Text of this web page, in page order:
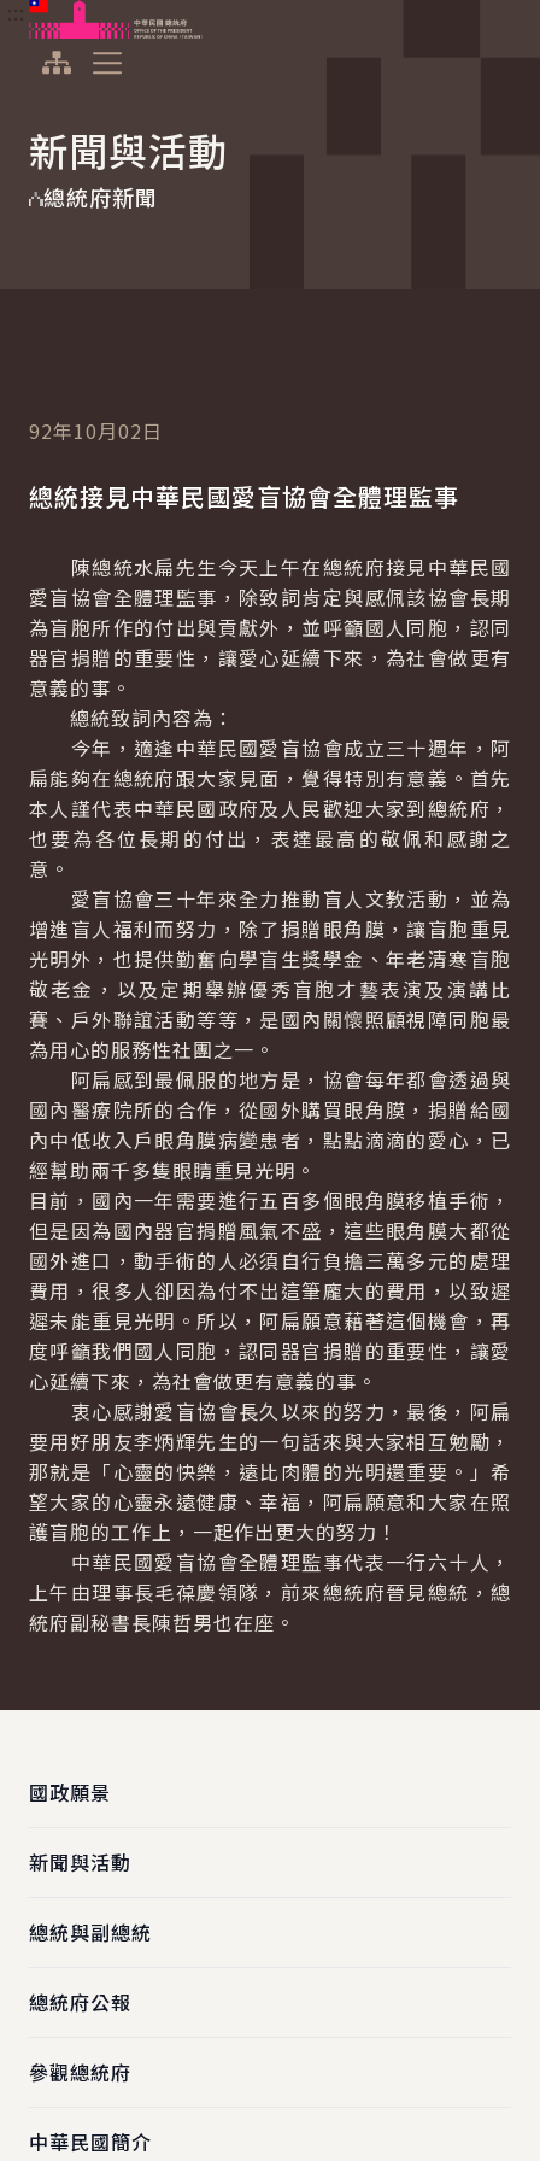
跳到主要內容
中華民國總統府
新聞與活動
總統府新聞
92年10月02日
總統接見中華民國愛盲協會全體理監事
陳總統水扁先生今天上午在總統府接見中華民國
愛盲協會全體理監事，除致詞肯定與感佩該協會長期
為盲胞所作的付出與貢獻外，並呼籲國人同胞，認同
器官捐贈的重要性，讓愛心延續下來，為社會做更有
意義的事。
總統致詞內容為：
今年，適逢中華民國愛盲協會成立三十週年，阿
扁能夠在總統府跟大家見面，覺得特別有意義。首先
本人謹代表中華民國政府及人民歡迎大家到總統府，
也要為各位長期的付出，表達最高的敬佩和感謝之
意。
愛盲協會三十年來全力推動盲人文教活動，並為
增進盲人福利而努力，除了捐贈眼角膜，讓盲胞重見
光明外，也提供勤奮向學盲生獎學金、年老清寒盲胞
敬老金，以及定期舉辦優秀盲胞才藝表演及演講比
賽、戶外聯誼活動等等，是國內關懷照顧視障同胞最
為用心的服務性社團之一。
阿扁感到最佩服的地方是，協會每年都會透過與
國內醫療院所的合作，從國外購買眼角膜，捐贈給國
內中低收入戶眼角膜病變患者，點點滴滴的愛心，已
經幫助兩千多隻眼睛重見光明。
目前，國內一年需要進行五百多個眼角膜移植手術，
但是因為國內器官捐贈風氣不盛，這些眼角膜大都從
國外進口，動手術的人必須自行負擔三萬多元的處理
費用，很多人卻因為付不出這筆龐大的費用，以致遲
遲未能重見光明。所以，阿扁願意藉著這個機會，再
度呼籲我們國人同胞，認同器官捐贈的重要性，讓愛
心延續下來，為社會做更有意義的事。
衷心感謝愛盲協會長久以來的努力，最後，阿扁
要用好朋友李炳輝先生的一句話來與大家相互勉勵，
那就是「心靈的快樂，遠比肉體的光明還重要。」希
望大家的心靈永遠健康、幸福，阿扁願意和大家在照
護盲胞的工作上，一起作出更大的努力！
中華民國愛盲協會全體理監事代表一行六十人，
上午由理事長毛葆慶領隊，前來總統府晉見總統，總
統府副秘書長陳哲男也在座。
國政願景
新聞與活動
總統與副總統
總統府公報
參觀總統府
中華民國簡介